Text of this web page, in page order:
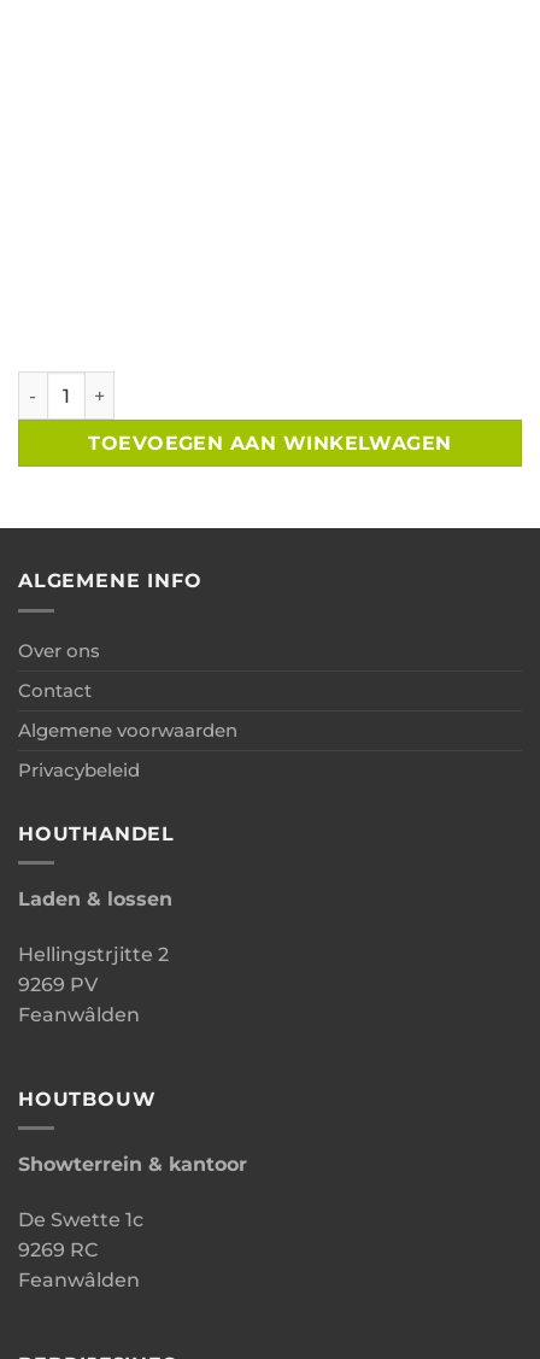
Berging lessenaar geïmpregneerd vuren Zweeds rabat
TOEVOEGEN AAN WINKELWAGEN
ALGEMENE INFO
Over ons
Contact
Algemene voorwaarden
Privacybeleid
HOUTHANDEL
Laden & lossen
Hellingstrjitte 2
9269 PV
Feanwâlden
HOUTBOUW
Showterrein & kantoor
De Swette 1c
9269 RC
Feanwâlden